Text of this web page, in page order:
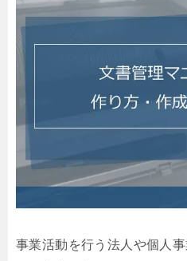
事業活動を行う法人や個人